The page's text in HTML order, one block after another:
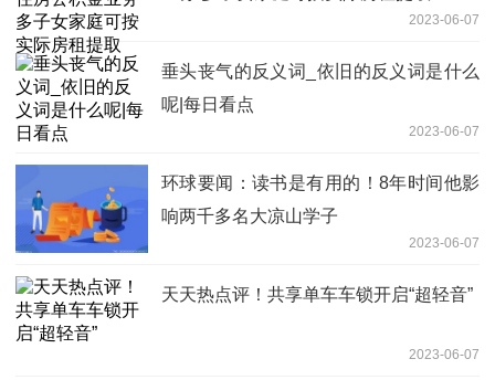
2023-06-07
垂头丧气的反义词_依旧的反义词是什么
呢|每日看点
2023-06-07
环球要闻：读书是有用的！8年时间他影
响两千多名大凉山学子
2023-06-07
天天热点评！共享单车车锁开启“超轻音”
2023-06-07